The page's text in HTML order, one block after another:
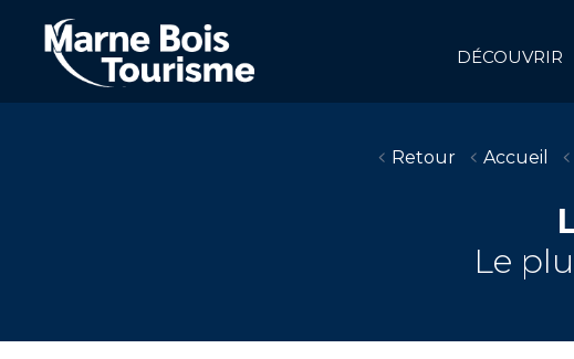
contenu
principal
NAVIGATION
PRINCIPALE
DÉCOUVRIR
Retour Accueil
Le